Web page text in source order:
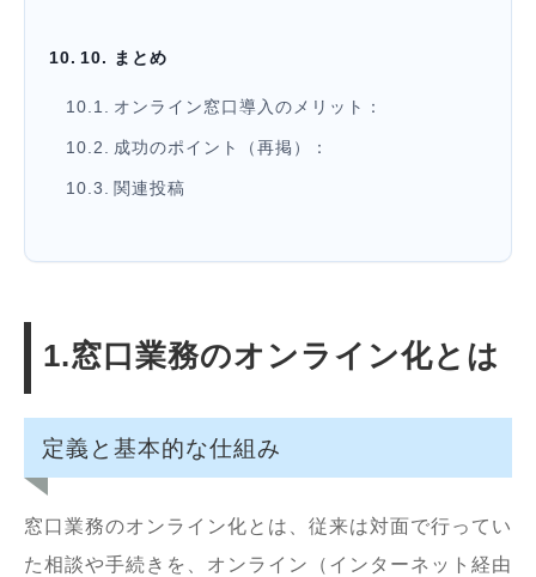
10. まとめ
オンライン窓口導入のメリット：
成功のポイント（再掲）：
関連投稿
1.窓口業務のオンライン化とは
定義と基本的な仕組み
窓口業務のオンライン化とは、従来は対面で行ってい
た相談や手続きを、オンライン（インターネット経由